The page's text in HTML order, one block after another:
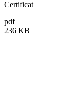
Certificat
pdf
236 KB